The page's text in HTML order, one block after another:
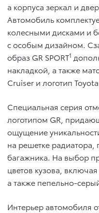
а корпуса зеркал и
Автомобиль
колесными дисками и
с особым дизайном.
образ GR SPORT1
накладкой, а также
Cruiser и логотип
Специальная серия
логотипом GR,
ощущение
на решетке радиатора,
багажника. На выбор
цветов кузова,
а также пепельно-
Интерьер автомобиля